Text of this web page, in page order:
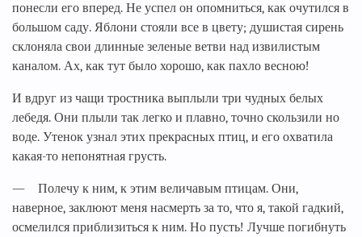
понесли его вперед. Не успел он опомниться, как очутился в
большом саду. Яблони стояли все в цвету; душистая сирень
склоняла свои длинные зеленые ветви над извилистым
каналом. Ах, как тут было хорошо, как пахло весною!
И вдруг из чащи тростника выплыли три чудных белых
лебедя. Они плыли так легко и плавно, точно скользили но
воде. Утенок узнал этих прекрасных птиц, и его охватила
какая-то непонятная грусть.
— Полечу к ним, к этим величавым птицам. Они,
наверное, заклюют меня насмерть за то, что я, такой гадкий,
осмелился приблизиться к ним. Но пусть! Лучше погибнуть